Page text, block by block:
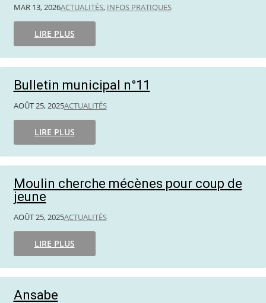
MAR 13, 2026ACTUALITÉS, INFOS PRATIQUES
LIRE PLUS
Bulletin municipal n°11
AOÛT 25, 2025ACTUALITÉS
LIRE PLUS
Moulin cherche mécènes pour coup de
jeune
AOÛT 25, 2025ACTUALITÉS
LIRE PLUS
Ansabe